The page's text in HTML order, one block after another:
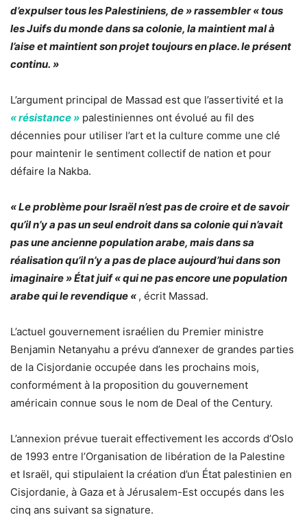
d’expulser tous les Palestiniens, de » rassembler « tous
les Juifs du monde dans sa colonie, la maintient mal à
l’aise et maintient son projet toujours en place. le présent
continu. »
L’argument principal de Massad est que l’assertivité et la
« résistance » palestiniennes ont évolué au fil des
décennies pour utiliser l’art et la culture comme une clé
pour maintenir le sentiment collectif de nation et pour
défaire la Nakba.
« Le problème pour Israël n’est pas de croire et de savoir
qu’il n’y a pas un seul endroit dans sa colonie qui n’avait
pas une ancienne population arabe, mais dans sa
réalisation qu’il n’y a pas de place aujourd’hui dans son
imaginaire » État juif « qui ne pas encore une population
arabe qui le revendique « , écrit Massad.
L’actuel gouvernement israélien du Premier ministre
Benjamin Netanyahu a prévu d’annexer de grandes parties
de la Cisjordanie occupée dans les prochains mois,
conformément à la proposition du gouvernement
américain connue sous le nom de Deal of the Century.
L’annexion prévue tuerait effectivement les accords d’Oslo
de 1993 entre l’Organisation de libération de la Palestine
et Israël, qui stipulaient la création d’un État palestinien en
Cisjordanie, à Gaza et à Jérusalem-Est occupés dans les
cinq ans suivant sa signature.